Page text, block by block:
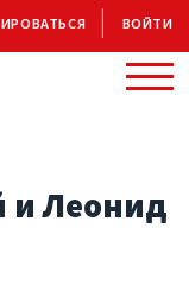
ВОЙТИ
и Леонид